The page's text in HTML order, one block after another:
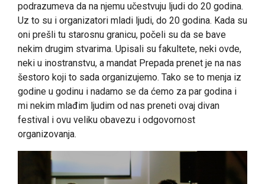
podrazumeva da na njemu učestvuju ljudi do 20 godina.
Uz to su i organizatori mladi ljudi, do 20 godina. Kada su
oni prešli tu starosnu granicu, počeli su da se bave
nekim drugim stvarima. Upisali su fakultete, neki ovde,
neki u inostranstvu, a mandat Prepada prenet je na nas
šestoro koji to sada organizujemo. Tako se to menja iz
godine u godinu i nadamo se da ćemo za par godina i
mi nekim mlađim ljudim od nas preneti ovaj divan
festival i ovu veliku obavezu i odgovornost
organizovanja.